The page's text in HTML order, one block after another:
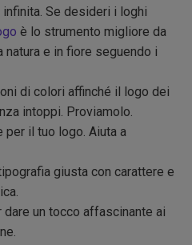
Se desideri i loghi
è lo strumento migliore da
e in fiore seguendo i
di colori affinché il logo dei
intoppi. Proviamolo.
il tuo logo. Aiuta a
giusta con carattere e
un tocco affascinante ai